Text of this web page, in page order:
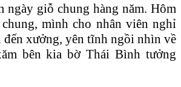
ngày giỗ chung hàng năm. Hôm
mình cho nhân viên nghỉ
đến xưởng, yên tĩnh ngồi nhìn về
bên kia bờ Thái Bình tưởng